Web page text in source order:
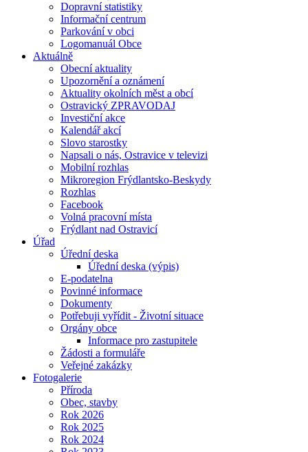
Dopravní statistiky
Informační centrum
Parkování v obci
Logomanuál Obce
Aktuálně
Obecní aktuality
Upozornění a oznámení
Aktuality okolních měst a obcí
Ostravický ZPRAVODAJ
Investiční akce
Kalendář akcí
Slovo starostky
Napsali o nás, Ostravice v televizi
Mobilní rozhlas
Mikroregion Frýdlantsko-Beskydy
Rozhlas
Facebook
Volná pracovní místa
Frýdlant nad Ostravicí
Úřad
Úřední deska
Úřední deska (výpis)
E-podatelna
Povinné informace
Dokumenty
Potřebuji vyřídit - Životní situace
Orgány obce
Informace pro zastupitele
Žádosti a formuláře
Veřejné zakázky
Fotogalerie
Příroda
Obec, stavby
Rok 2026
Rok 2025
Rok 2024